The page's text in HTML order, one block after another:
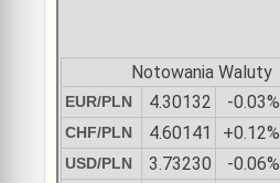
Notowania Waluty
EUR/PLN 4.30132 -0.03%
CHF/PLN 4.60141 +0.12%
USD/PLN 3.73230 -0.06%